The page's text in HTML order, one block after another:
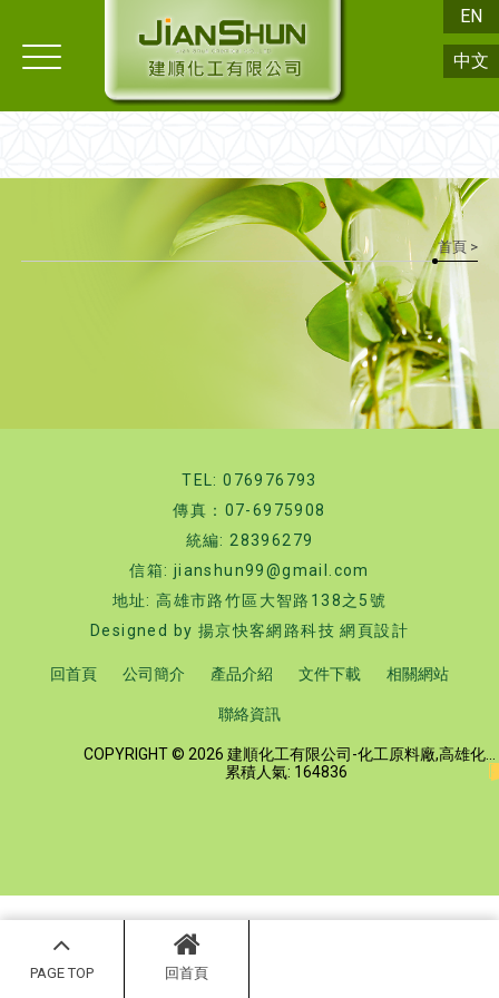
EN
中文
首頁 >
PAGE TOP 回首頁
TEL: 076976793
傳真：07-6975908
統編: 28396279
信箱: jianshun99@gmail.com
地址: 高雄市路竹區大智路138之5號
Designed by 揚京快客網路科技 網頁設計
回首頁 公司簡介 產品介紹 文件下載 相關網站
聯絡資訊
累積人氣: 164836